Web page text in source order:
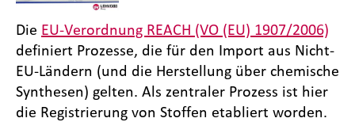
Die EU-Verordnung REACH (VO (EU) 1907/2006)
definiert Prozesse, die für den Import aus Nicht-
EU-Ländern (und die Herstellung über chemische
Synthesen) gelten. Als zentraler Prozess ist hier
die Registrierung von Stoffen etabliert worden.